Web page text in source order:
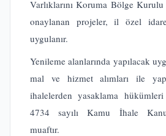
Varlıklarını Koruma Bölge
onaylanan projeler, il özel
uygulanır.
Yenileme alanlarında yapılacak
mal ve hizmet alımları ile
ihalelerden yasaklama
4734 sayılı Kamu İhale
muaftır.